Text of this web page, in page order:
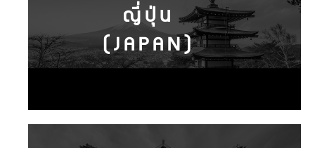
ญี่ปุ่น
(JAPAN)